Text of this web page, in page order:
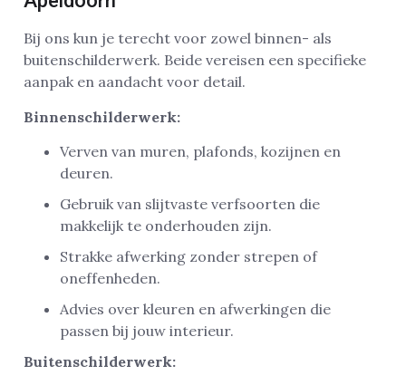
Bij ons kun je terecht voor zowel binnen- als
buitenschilderwerk. Beide vereisen een specifieke
aanpak en aandacht voor detail.
Binnenschilderwerk:
Verven van muren, plafonds, kozijnen en
deuren.
Gebruik van slijtvaste verfsoorten die
makkelijk te onderhouden zijn.
Strakke afwerking zonder strepen of
oneffenheden.
Advies over kleuren en afwerkingen die
passen bij jouw interieur.
Buitenschilderwerk: